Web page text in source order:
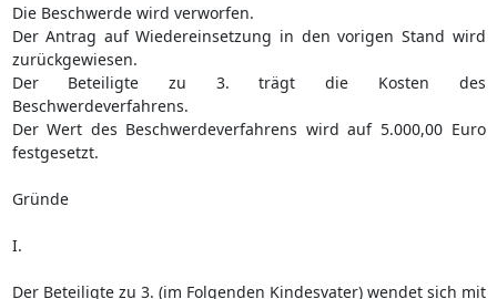
Die Beschwerde wird verworfen.
Der Antrag auf Wiedereinsetzung in den vorigen Stand wird
zurückgewiesen.
Der Beteiligte zu 3. trägt die Kosten des
Beschwerdeverfahrens.
Der Wert des Beschwerdeverfahrens wird auf 5.000,00 Euro
festgesetzt.
Gründe
I.
Der Beteiligte zu 3. (im Folgenden Kindesvater) wendet sich mit